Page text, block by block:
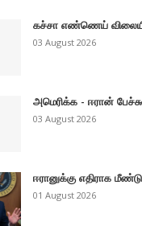
கச்சா எண்ணெய்
03 August 2026
அமெரிக்க - ஈரான்
03 August 2026
ஈரானுக்கு எதிராக
01 August 2026